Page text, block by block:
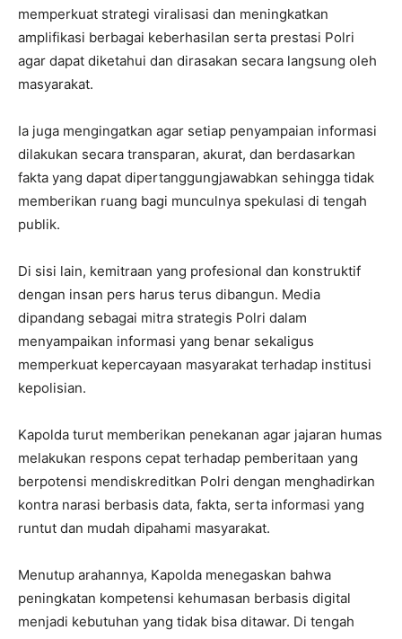
memperkuat strategi viralisasi dan meningkatkan
amplifikasi berbagai keberhasilan serta prestasi Polri
agar dapat diketahui dan dirasakan secara langsung oleh
masyarakat.
Ia juga mengingatkan agar setiap penyampaian informasi
dilakukan secara transparan, akurat, dan berdasarkan
fakta yang dapat dipertanggungjawabkan sehingga tidak
memberikan ruang bagi munculnya spekulasi di tengah
publik.
Di sisi lain, kemitraan yang profesional dan konstruktif
dengan insan pers harus terus dibangun. Media
dipandang sebagai mitra strategis Polri dalam
menyampaikan informasi yang benar sekaligus
memperkuat kepercayaan masyarakat terhadap institusi
kepolisian.
Kapolda turut memberikan penekanan agar jajaran humas
melakukan respons cepat terhadap pemberitaan yang
berpotensi mendiskreditkan Polri dengan menghadirkan
kontra narasi berbasis data, fakta, serta informasi yang
runtut dan mudah dipahami masyarakat.
Menutup arahannya, Kapolda menegaskan bahwa
peningkatan kompetensi kehumasan berbasis digital
menjadi kebutuhan yang tidak bisa ditawar. Di tengah